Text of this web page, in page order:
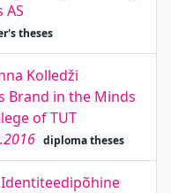
theses
Kolledži
Brand in the Minds
of TUT
diploma theses